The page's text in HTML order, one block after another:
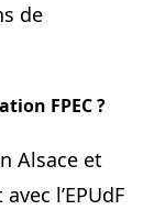
de
FPEC ?
Alsace et
l’EPUdF